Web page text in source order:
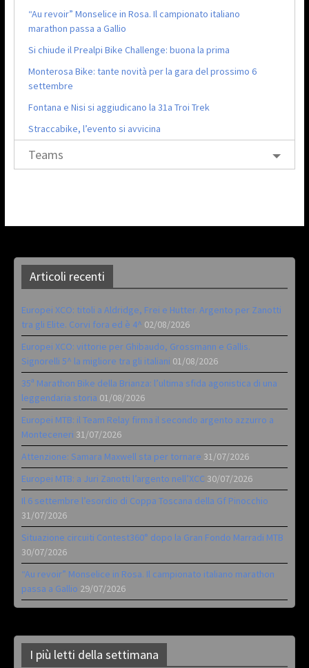
“Au revoir” Monselice in Rosa. Il campionato italiano
marathon passa a Gallio
Si chiude il Prealpi Bike Challenge: buona la prima
Monterosa Bike: tante novità per la gara del prossimo 6
settembre
Fontana e Nisi si aggiudicano la 31a Troi Trek
Straccabike, l’evento si avvicina
Teams
Articoli recenti
Europei XCO: titoli a Aldridge, Frei e Hutter. Argento per Zanotti
tra gli Elite. Corvi fora ed è 4^ 02/08/2026
Europei XCO: vittorie per Ghibaudo, Grossmann e Gallis.
Signorelli 5^ la migliore tra gli italiani 01/08/2026
35ª Marathon Bike della Brianza: l’ultima sfida agonistica di una
leggendaria storia 01/08/2026
Europei MTB: il Team Relay firma il secondo argento azzurro a
Monteceneri 31/07/2026
Attenzione: Samara Maxwell sta per tornare 31/07/2026
Europei MTB: a Juri Zanotti l’argento nell’XCC 30/07/2026
Il 6 settembre l’esordio di Coppa Toscana della Gf Pinocchio
31/07/2026
Situazione circuiti Contest360° dopo la Gran Fondo Marradi MTB
30/07/2026
“Au revoir” Monselice in Rosa. Il campionato italiano marathon
passa a Gallio 29/07/2026
I più letti della settimana